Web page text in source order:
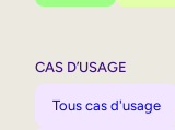
CAS D’USAGE
Tous cas d'usage